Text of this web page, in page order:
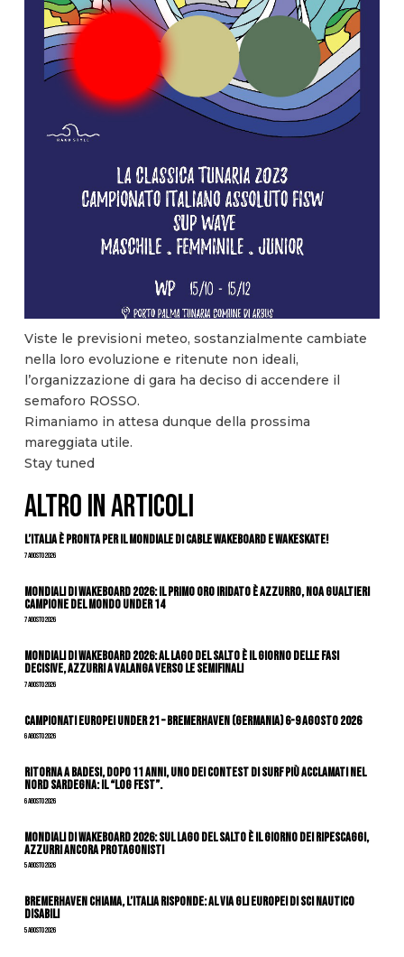
Viste le previsioni meteo, sostanzialmente cambiate
nella loro evoluzione e ritenute non ideali,
l’organizzazione di gara ha deciso di accendere il
semaforo ROSSO.
Rimaniamo in attesa dunque della prossima
mareggiata utile.
Stay tuned
ALTRO IN ARTICOLI
L’Italia è pronta per il Mondiale di Cable Wakeboard e Wakeskate!
7 Agosto 2026
Mondiali di Wakeboard 2026: il primo oro iridato è azzurro, Noa Gualtieri
campione del mondo Under 14
7 Agosto 2026
Mondiali di Wakeboard 2026: al Lago del Salto è il giorno delle fasi
decisive, azzurri a valanga verso le semifinali
7 Agosto 2026
Campionati Europei Under 21 – Bremerhaven (Germania) 6-9 agosto 2026
6 Agosto 2026
Ritorna a Badesi, dopo 11 anni, uno dei contest di surf più acclamati nel
nord Sardegna: il “Log Fest”.
6 Agosto 2026
Mondiali di Wakeboard 2026: sul Lago del Salto è il giorno dei ripescaggi,
azzurri ancora protagonisti
5 Agosto 2026
Bremerhaven chiama, l’Italia risponde: al via gli Europei di Sci Nautico
Disabili
5 Agosto 2026